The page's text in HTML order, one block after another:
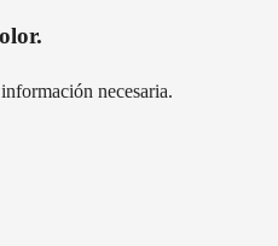
.
necesaria.